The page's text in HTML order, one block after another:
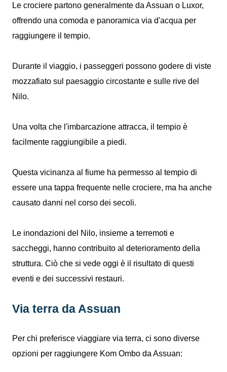
Le crociere partono generalmente da Assuan o Luxor,
offrendo una comoda e panoramica via d'acqua per
raggiungere il tempio.
Durante il viaggio, i passeggeri possono godere di viste
mozzafiato sul paesaggio circostante e sulle rive del
Nilo.
Una volta che l'imbarcazione attracca, il tempio è
facilmente raggiungibile a piedi.
Questa vicinanza al fiume ha permesso al tempio di
essere una tappa frequente nelle crociere, ma ha anche
causato danni nel corso dei secoli.
Le inondazioni del Nilo, insieme a terremoti e
saccheggi, hanno contribuito al deterioramento della
struttura. Ciò che si vede oggi è il risultato di questi
eventi e dei successivi restauri.
Via terra da Assuan
Per chi preferisce viaggiare via terra, ci sono diverse
opzioni per raggiungere Kom Ombo da Assuan: